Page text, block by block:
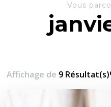
Vous
Affichage de 9